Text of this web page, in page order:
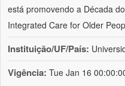
está promovendo a Década
Integrated Care for Older
Instituição/UF/País:
Vigência: Tue Jan 16